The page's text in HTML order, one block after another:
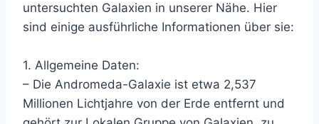
untersuchten Galaxien in unserer Nähe. Hier
sind einige ausführliche Informationen über sie:
1. Allgemeine Daten:
– Die Andromeda-Galaxie ist etwa 2,537
Millionen Lichtjahre von der Erde entfernt und